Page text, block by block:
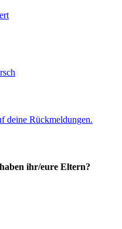
deine Rückmeldungen.
ihr/eure Eltern?